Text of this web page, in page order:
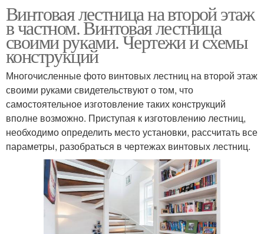
Винтовая лестница на второй этаж
в частном. Винтовая лестница
своими руками. Чертежи и схемы
конструкций
Многочисленные фото винтовых лестниц на второй этаж
своими руками свидетельствуют о том, что
самостоятельное изготовление таких конструкций
вполне возможно. Приступая к изготовлению лестниц,
необходимо определить место установки, рассчитать все
параметры, разобраться в чертежах винтовых лестниц.